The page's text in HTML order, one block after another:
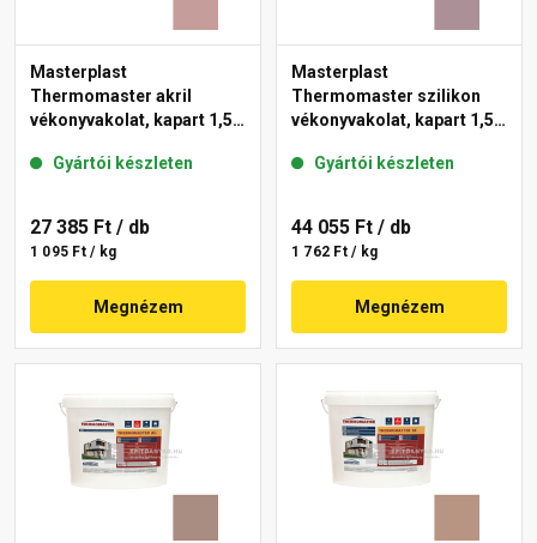
Masterplast
Thermomaster akril
vékonyvakolat, kapart 1,5
Gyártói készleten
27 385 Ft / db
1 095 Ft / kg
Megnézem
Masterplast
Thermomaster szilikon
vékonyvakolat, kapart 1,5
Gyártói készleten
44 055 Ft / db
1 762 Ft / kg
Megnézem